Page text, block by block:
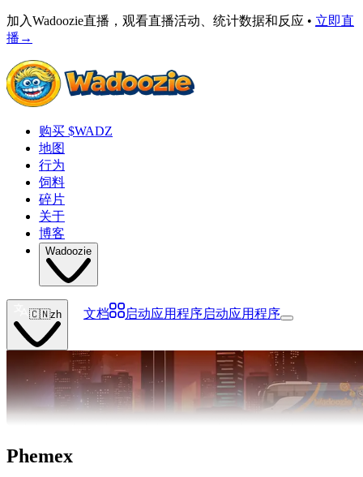
加入Wadoozie直播，观看直播活动、统计数据和反应 • 立即直
播 →
购买 $WADZ
地图
行为
饲料
碎片
关于
博客
Wadoozie
🇨🇳zh 文档 启动应用程序启动应用程序
Phemex